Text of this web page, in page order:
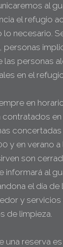
al
el refugio
necesario.
las personas
en el
en
contratados
y en verano a
son
informará al
el día
y servicios
de limpieza.
una reserva